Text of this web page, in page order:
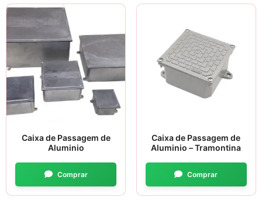
Caixa de Passagem de
Aluminio
Caixa de Passagem de
Aluminio – Tramontina